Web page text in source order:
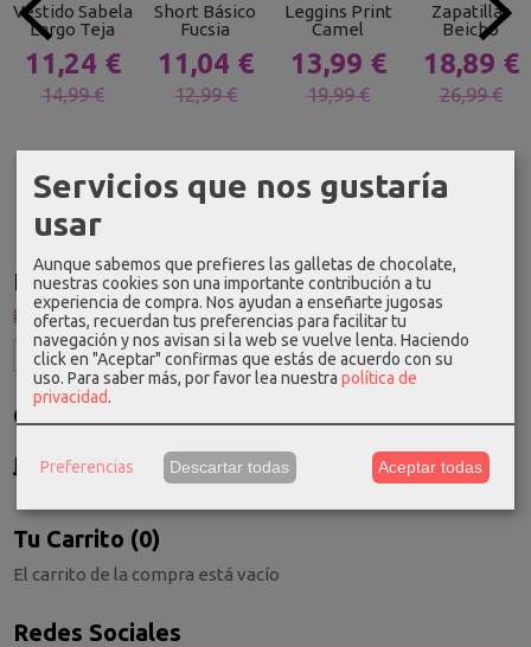
Idioma
Costes de Envío
Consultar Destinos
Tu Carrito (0)
El carrito de la compra está vacío
Redes Sociales
Vestido Sabela
Largo Teja
11,24 €
14,99 €
Short Básico
Fucsia
11,04 €
12,99 €
Leggins Print
Camel
13,99 €
19,99 €
Zapatillas
Beicho
18,89 €
26,99 €
Servicios que nos gustaría
usar
Aunque sabemos que prefieres las galletas de chocolate,
nuestras cookies son una importante contribución a tu
experiencia de compra. Nos ayudan a enseñarte jugosas
ofertas, recuerdan tus preferencias para facilitar tu
navegación y nos avisan si la web se vuelve lenta. Haciendo
click en "Aceptar" confirmas que estás de acuerdo con su
uso. Para saber más, por favor lea nuestra política de
privacidad.
Preferencias Descartar todas Aceptar todas